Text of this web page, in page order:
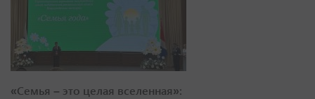
«Семья – это целая вселенная»: